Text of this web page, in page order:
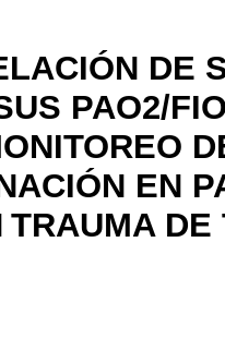
DE
PAO2/
EN
TRAUMA DE